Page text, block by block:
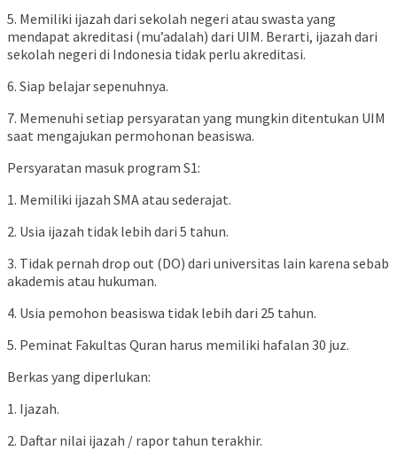
5. Memiliki ijazah dari sekolah negeri atau swasta yang
mendapat akreditasi (mu’adalah) dari UIM. Berarti, ijazah dari
sekolah negeri di Indonesia tidak perlu akreditasi.
6. Siap belajar sepenuhnya.
7. Memenuhi setiap persyaratan yang mungkin ditentukan UIM
saat mengajukan permohonan beasiswa.
Persyaratan masuk program S1:
1. Memiliki ijazah SMA atau sederajat.
2. Usia ijazah tidak lebih dari 5 tahun.
3. Tidak pernah drop out (DO) dari universitas lain karena sebab
akademis atau hukuman.
4. Usia pemohon beasiswa tidak lebih dari 25 tahun.
5. Peminat Fakultas Quran harus memiliki hafalan 30 juz.
Berkas yang diperlukan:
1. Ijazah.
2. Daftar nilai ijazah / rapor tahun terakhir.